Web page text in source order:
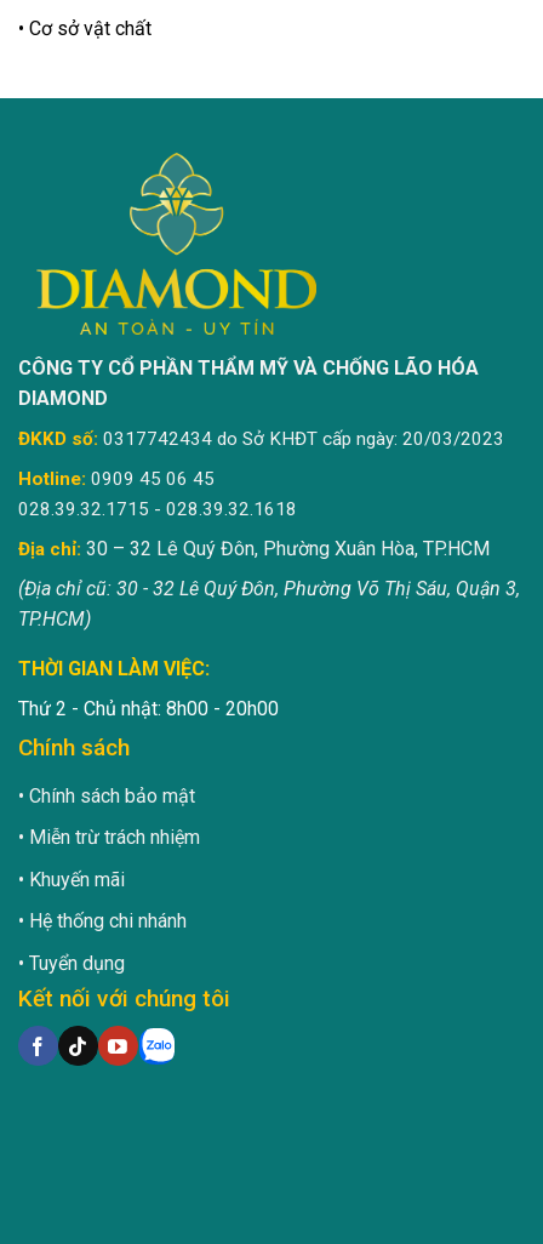
Cơ sở vật chất
CÔNG TY CỔ PHẦN THẨM MỸ VÀ CHỐNG LÃO HÓA
DIAMOND
ĐKKD số: 0317742434 do Sở KHĐT cấp ngày: 20/03/2023
Hotline: 0909 45 06 45
028.39.32.1715 - 028.39.32.1618
Địa chỉ: 30 – 32 Lê Quý Đôn, Phường Xuân Hòa, TP.HCM
(Địa chỉ cũ: 30 - 32 Lê Quý Đôn, Phường Võ Thị Sáu, Quận 3,
TP.HCM)
THỜI GIAN LÀM VIỆC:
Thứ 2 - Chủ nhật: 8h00 - 20h00
Chính sách
Chính sách bảo mật
Miễn trừ trách nhiệm
Khuyến mãi
Hệ thống chi nhánh
Tuyển dụng
Kết nối với chúng tôi